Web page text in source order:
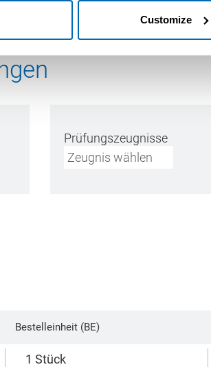
Customize
Prüfungszeugnisse
Zeugnis wählen
Bestelleinheit (BE)
1 Stück